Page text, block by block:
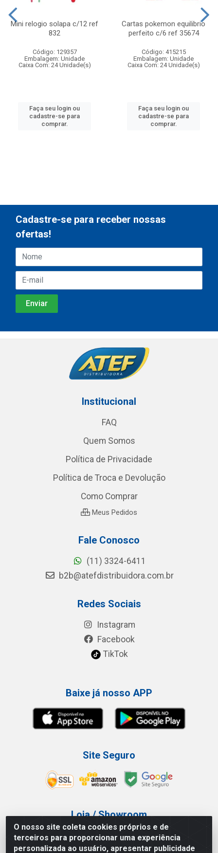
Mini relogio solapa c/12 ref
832
Código: 129357
Embalagem: Unidade
Caixa Com: 24 Unidade(s)
Faça seu login ou
cadastre-se para
comprar.
Cartas pokemon equilibrio
perfeito c/6 ref 35674
Código: 415215
Embalagem: Unidade
Caixa Com: 24 Unidade(s)
Faça seu login ou
cadastre-se para
comprar.
O nosso site coleta cookies próprios e de
terceiros para proporcionar uma experiência
personalizada ao usuário, apresentar publicidade
Cadastre-se para receber nossas
ofertas!
Institucional
FAQ
Quem Somos
Política de Privacidade
Política de Troca e Devolução
Como Comprar
Meus Pedidos
Fale Conosco
(11) 3324-6411
b2b@atefdistribuidora.com.br
Redes Sociais
Instagram
Facebook
TikTok
Baixe já nosso APP
Site Seguro
Loja / Showroom
Tel.: (11) 3227-0546
Av Vautier, 587/597 - Pari - São Paulo/SP